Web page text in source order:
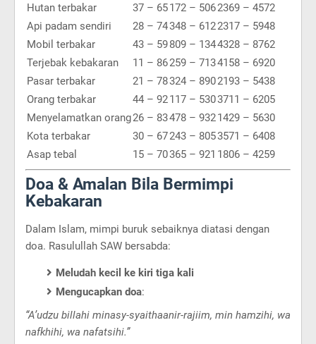
Hutan terbakar
37 – 65172 – 5062369 – 4572
Api padam sendiri
28 – 74348 – 6122317 – 5948
Mobil terbakar
43 – 59809 – 1344328 – 8762
Terjebak kebakaran
11 – 86259 – 7134158 – 6920
Pasar terbakar
21 – 78324 – 8902193 – 5438
Orang terbakar
44 – 92117 – 5303711 – 6205
Menyelamatkan orang26 – 83478 – 9321429 – 5630
Kota terbakar
30 – 67243 – 8053571 – 6408
Asap tebal
15 – 70365 – 921 1806 – 4259
Doa & Amalan Bila Bermimpi
Kebakaran
Dalam Islam, mimpi buruk sebaiknya diatasi dengan
doa. Rasulullah SAW bersabda:
Meludah kecil ke kiri tiga kali
Mengucapkan doa:
“A’udzu billahi minasy-syaithaanir-rajiim, min hamzihi, wa
nafkhihi, wa nafatsihi.”